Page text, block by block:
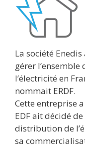
La société
gérer
l’électricité en
nommait ERDF.
Cette entreprise
EDF ait décidé
distribution de
sa